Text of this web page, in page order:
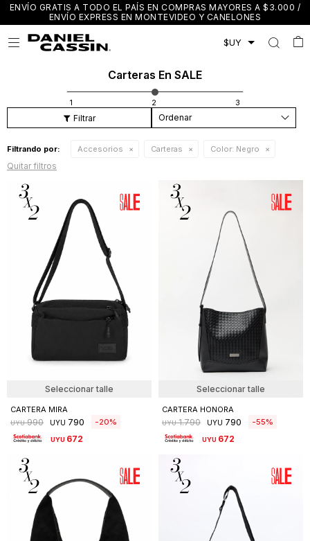
ENVÍO GRATIS A TODO EL PAÍS EN COMPRAS MAYORES A $3.000 /
ENVÍO EXPRESS EN MONTEVIDEO Y CANELONES

Carteras En SALE
Recomendados
Filtrando por: Accesorios Carteras Color: Negro
Quitar filtros
Seleccionar talle
CARTERA MIRA
UYU 990 UYU 790 20
UYU 672
Seleccionar talle
CARTERA HONORA
UYU 1.790 UYU 790 55
UYU 672